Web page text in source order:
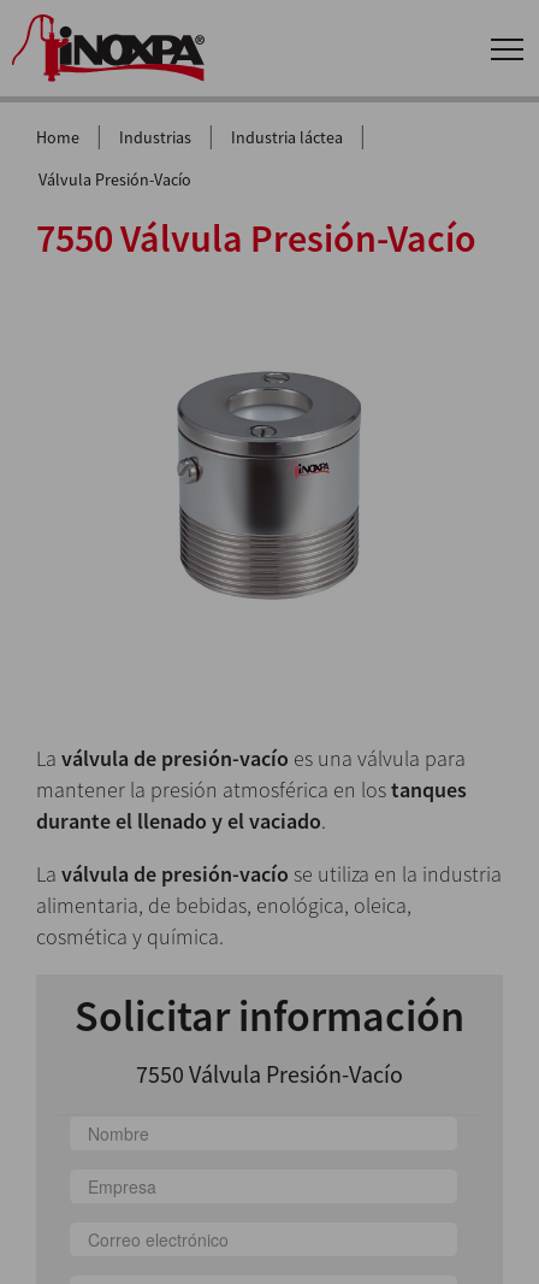
Home | Industrias | Industria láctea |
Válvula Presión-Vacío
7550 Válvula Presión-Vacío
La válvula de presión-vacío es una válvula para
mantener la presión atmosférica en lostanques
durante el llenado y el vaciado.
La válvula de presión-vacío se utiliza en la industria
alimentaria, de bebidas, enológica, oleica,
cosmética y química.
Solicitar información
7550 Válvula Presión-Vacío